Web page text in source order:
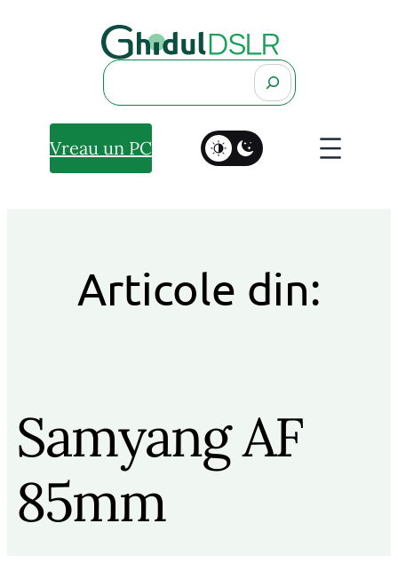
Search
Vreau un PC
Articole din:
Samyang AF
85mm